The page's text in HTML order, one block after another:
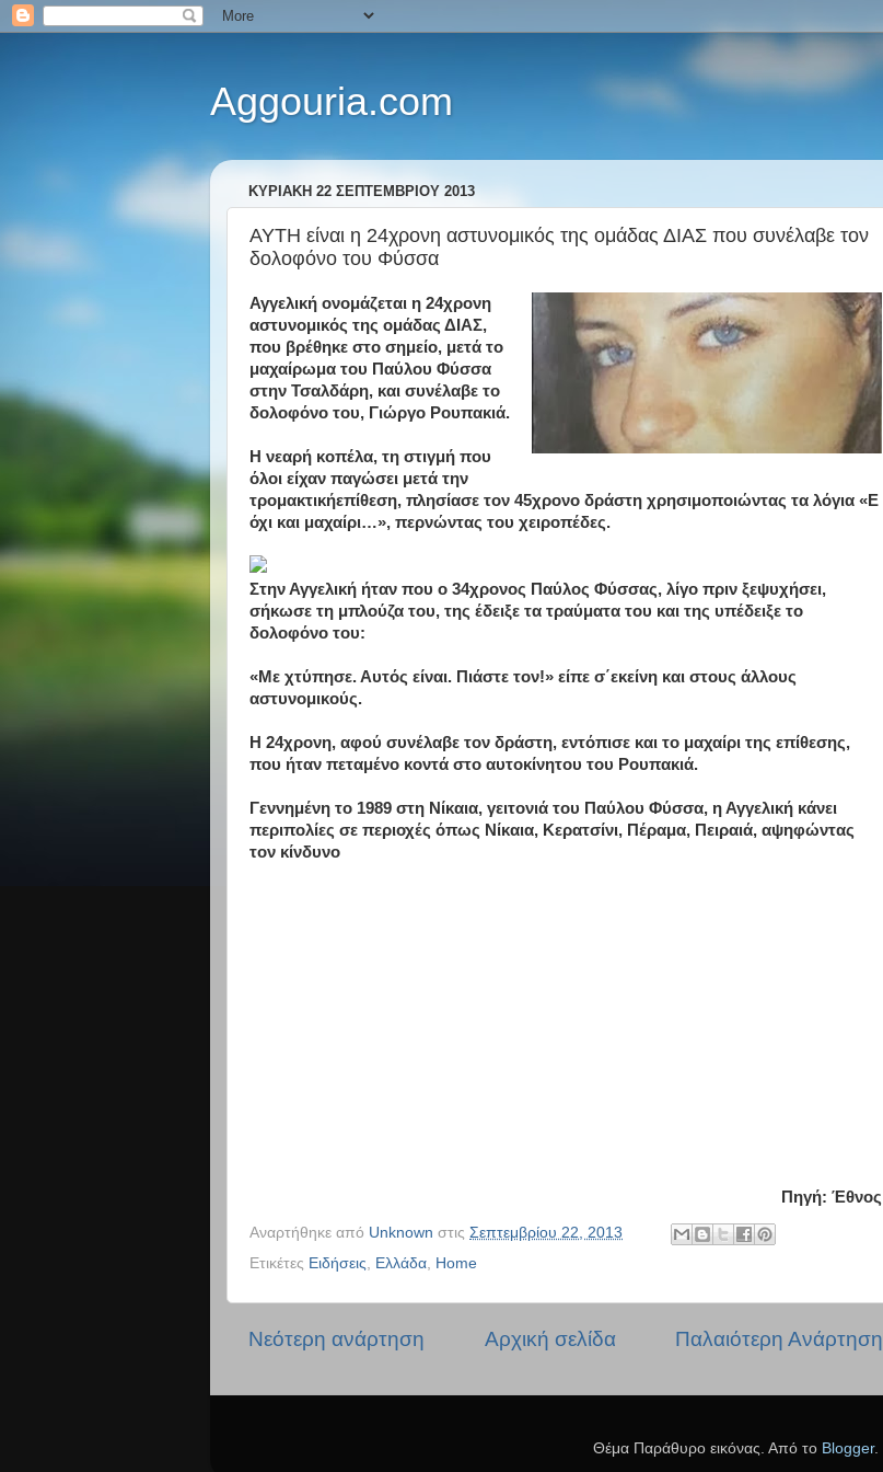
Aggouria.com
ΚΥΡΙΑΚΉ 22 ΣΕΠΤΕΜΒΡΊΟΥ 2013
ΑΥΤΗ είναι η 24χρονη αστυνομικός της ομάδας ΔΙΑΣ που συνέλαβε τον
δολοφόνο του Φύσσα
​Αγγελική ονομάζεται η 24χρονη
αστυνομικός της ομάδας ΔΙΑΣ,
που βρέθηκε στο σημείο, μετά το
μαχαίρωμα του Παύλου Φύσσα
στην Τσαλδάρη, και συνέλαβε το
δολοφόνο του, Γιώργο Ρουπακιά.
Η νεαρή κοπέλα, τη στιγμή που
όλοι είχαν παγώσει μετά την
τρομακτικήεπίθεση, πλησίασε τον 45χρονο δράστη χρησιμοποιώντας τα λόγια «Ε
όχι και μαχαίρι…», περνώντας του χειροπέδες.
Στην Αγγελική ήταν που ο 34χρονος Παύλος Φύσσας, λίγο πριν ξεψυχήσει,
σήκωσε τη μπλούζα του, της έδειξε τα τραύματα του και της υπέδειξε το
δολοφόνο του:
«Με χτύπησε. Αυτός είναι. Πιάστε τον!» είπε σ΄εκείνη και στους άλλους
αστυνομικούς.
Η 24χρονη, αφού συνέλαβε τον δράστη, εντόπισε και το μαχαίρι της επίθεσης,
που ήταν πεταμένο κοντά στο αυτοκίνητου του Ρουπακιά.
Γεννημένη το 1989 στη Νίκαια, γειτονιά του Παύλου Φύσσα, η Αγγελική κάνει
περιπολίες σε περιοχές όπως Νίκαια, Κερατσίνι, Πέραμα, Πειραιά, αψηφώντας
τον κίνδυνο
Πηγή: Έθνος
Αναρτήθηκε από Unknown στις Σεπτεμβρίου 22, 2013
Ετικέτες Ειδήσεις Ελλάδα Home
Νεότερη ανάρτηση Παλαιότερη Ανάρτηση
Αρχική σελίδα
Θέμα Παράθυρο εικόνας. Από το Blogger.